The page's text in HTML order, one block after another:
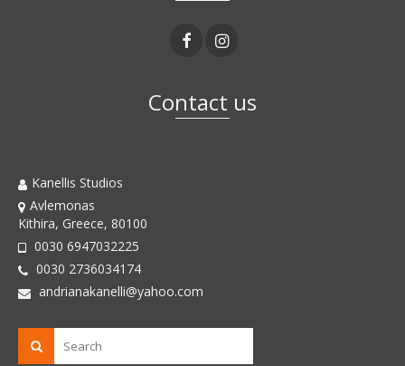
Contact us
Kanellis Studios
Avlemonas
Kithira, Greece, 80100
0030 6947032225
0030 2736034174
andrianakanelli@yahoo.com